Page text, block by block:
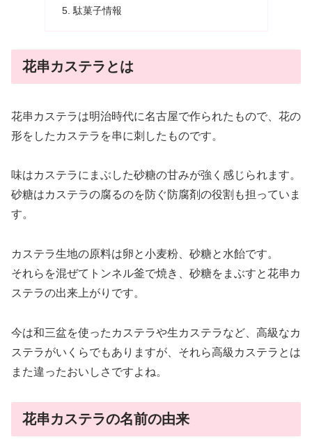
駄菓子情報
花串カステラとは
花串カステラは明治時代に名古屋で作られたもので、花の
形をしたカステラを串に刺したものです。
味はカステラにまぶした砂糖の甘みが強く感じられます。
砂糖はカステラの腐るのを防ぐ防腐剤の役割も担っていま
す。
カステラ生地の原料は卵と小麦粉、砂糖と水飴です。
それらを混ぜてトンネル釜で焼き、砂糖をまぶすと花串カ
ステラの出来上がりです。
今は和三盆を使ったカステラや生カステラなど、高級なカ
ステラがいくらでもありますが、それら高級カステラとは
また違ったおいしさですよね。
花串カステラの名前の由来